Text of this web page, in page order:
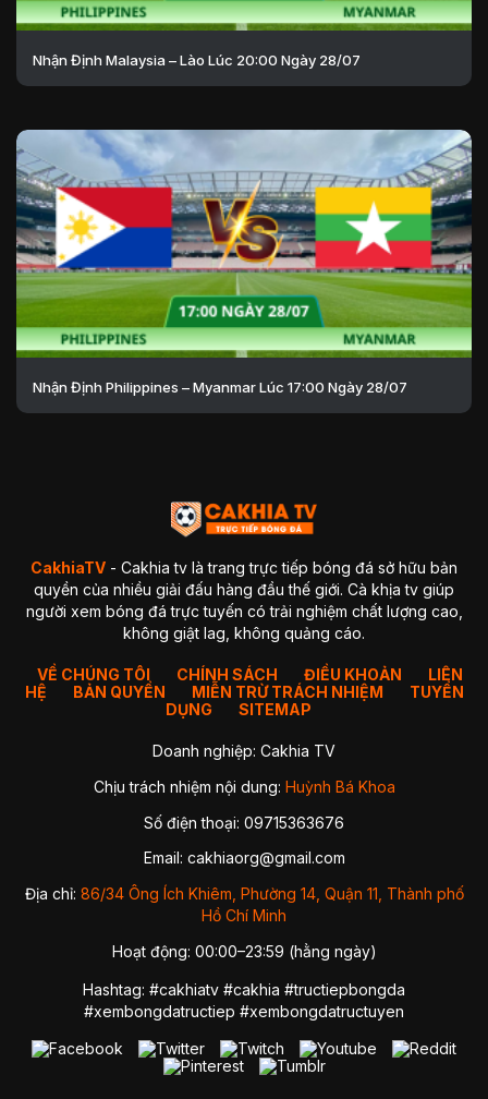
Nhận Định Malaysia – Lào Lúc 20:00 Ngày 28/07
Nhận Định Philippines – Myanmar Lúc 17:00 Ngày 28/07
CakhiaTV - Cakhia tv là trang trực tiếp bóng đá sở hữu bản
quyền của nhiều giải đấu hàng đầu thế giới. Cà khịa tv giúp
người xem bóng đá trực tuyến có trải nghiệm chất lượng cao,
không giật lag, không quảng cáo.
VỀ CHÚNG TÔI CHÍNH SÁCH ĐIỀU KHOẢN
LIÊN
HỆ
BẢN QUYỀN MIỄN TRỪ TRÁCH NHIỆM
TUYỂN
DỤNG
SITEMAP
Doanh nghiệp: Cakhia TV
Chịu trách nhiệm nội dung: Huỳnh Bá Khoa
Số điện thoại: 09715363676
Email: cakhiaorg@gmail.com
Địa chỉ: 86/34 Ông Ích Khiêm, Phường 14, Quận 11, Thành phố
Hồ Chí Minh
Hoạt động: 00:00–23:59 (hằng ngày)
Hashtag: #cakhiatv #cakhia #tructiepbongda
#xembongdatructiep #xembongdatructuyen